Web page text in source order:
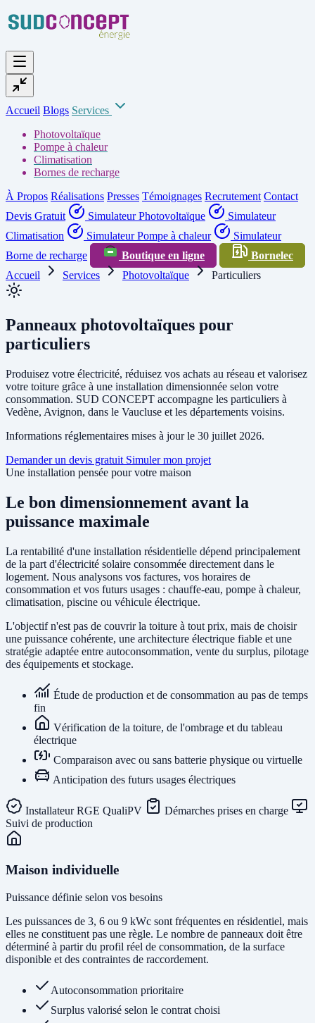
Accueil Blogs Services
Photovoltaïque
Pompe à chaleur
Climatisation
Bornes de recharge
À Propos Réalisations Presses Témoignages Recrutement Contact
Devis Gratuit
Simulateur Photovoltaïque
Simulateur
Climatisation
Simulateur Pompe à chaleur
Simulateur
Borne de recharge
Boutique en ligne
Bornelec
Accueil
Services Photovoltaïque Particuliers
Panneaux photovoltaïques pour
particuliers
Produisez votre électricité, réduisez vos achats au réseau et valorisez
votre toiture grâce à une installation dimensionnée selon votre
consommation. SUD CONCEPT accompagne les particuliers à
Vedène, Avignon, dans le Vaucluse et les départements voisins.
Informations réglementaires mises à jour le 30 juillet 2026.
Demander un devis gratuit Simuler mon projet
Une installation pensée pour votre maison
Le bon dimensionnement avant la
puissance maximale
La rentabilité d'une installation résidentielle dépend principalement
de la part d'électricité solaire consommée directement dans le
logement. Nous analysons vos factures, vos horaires de
consommation et vos futurs usages : chauffe-eau, pompe à chaleur,
climatisation, piscine ou véhicule électrique.
L'objectif n'est pas de couvrir la toiture à tout prix, mais de choisir
une puissance cohérente, une architecture électrique fiable et une
stratégie adaptée entre autoconsommation, vente du surplus, pilotage
des équipements et stockage.
Étude de production et de consommation au pas de temps
fin
Vérification de la toiture, de l'ombrage et du tableau
électrique
Comparaison avec ou sans batterie physique ou virtuelle
Anticipation des futurs usages électriques
Installateur RGE QualiPV
Démarches prises en charge
Suivi de production
Maison individuelle
Puissance définie selon vos besoins
Les puissances de 3, 6 ou 9 kWc sont fréquentes en résidentiel, mais
elles ne constituent pas une règle. Le nombre de panneaux doit être
déterminé à partir du profil réel de consommation, de la surface
disponible et des contraintes de raccordement.
Autoconsommation prioritaire
Surplus valorisé selon le contrat choisi